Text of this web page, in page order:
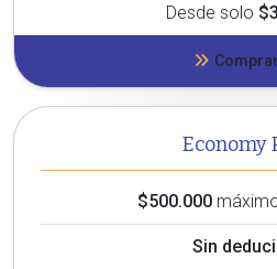
Desde solo
Comprar
Economy
$500.000
Sin